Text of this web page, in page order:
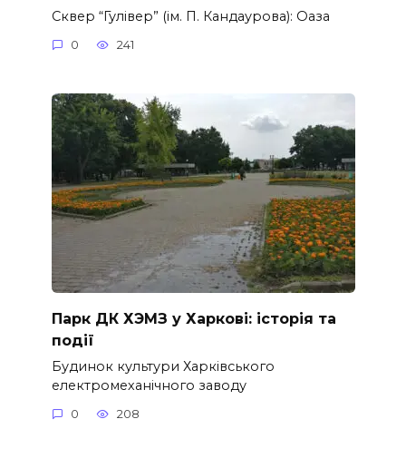
Сквер “Гулівер” (ім. П. Кандаурова): Оаза
0 241
Парк ДК ХЭМЗ у Харкові: історія та
події
Будинок культури Харківського
електромеханічного заводу
0 208